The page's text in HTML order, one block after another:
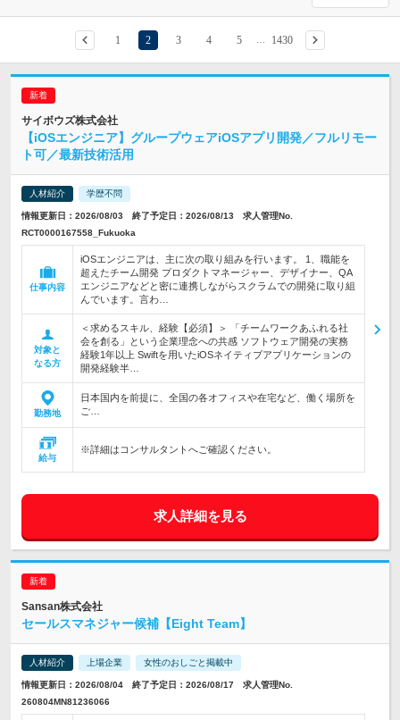
1 2 3 4 5 1430
サイボウズ株式会社
【iOSエンジニア】グループウェアiOSアプリ開発／フルリモー
ト可／最新技術活用
人材紹介 学歴不問
情報更新日：2026/08/03 終了予定日：2026/08/13 求人管理No.
RCT0000167558_Fukuoka
仕事内容
iOSエンジニアは、主に次の取り組みを行います。 1、職能を
超えたチーム開発 プロダクトマネージャー、デザイナー、QA
エンジニアなどと密に連携しながらスクラムでの開発に取り組
んでいます。言わ…
対象と
なる方
＜求めるスキル、経験【必須】＞ 「チームワークあふれる社
会を創る」という企業理念への共感 ソフトウェア開発の実務
経験1年以上 Swiftを用いたiOSネイティブアプリケーションの
開発経験半…
勤務地
日本国内を前提に、全国の各オフィスや在宅など、働く場所を
ご…
給与
※詳細はコンサルタントへご確認ください。
求人詳細を見る
Sansan株式会社
セールスマネジャー候補【Eight Team】
人材紹介 上場企業 女性のおしごと掲載中
情報更新日：2026/08/04 終了予定日：2026/08/17 求人管理No.
260804MN81236066